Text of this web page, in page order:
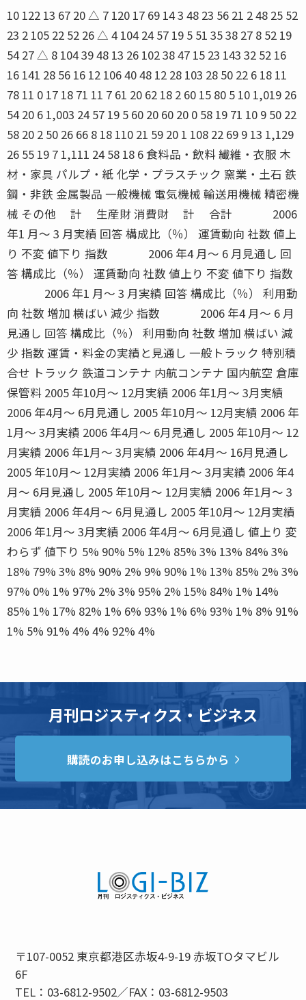
月刊ロジスティクス・ビジネス
購読のお申し込みはこちらから
〒107-0052 東京都港区赤坂4-9-19 赤坂TOタマビル
6F
TEL：03-6812-9502／FAX：03-6812-9503